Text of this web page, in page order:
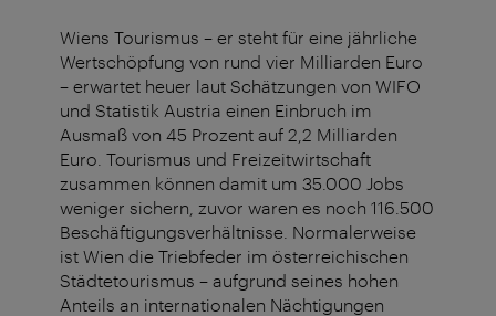
Wiens Tourismus – er steht für eine jährliche
Wertschöpfung von rund vier Milliarden Euro
– erwartet heuer laut Schätzungen von WIFO
und Statistik Austria einen Einbruch im
Ausmaß von 45 Prozent auf 2,2 Milliarden
Euro. Tourismus und Freizeitwirtschaft
zusammen können damit um 35.000 Jobs
weniger sichern, zuvor waren es noch 116.500
Beschäftigungsverhältnisse. Normalerweise
ist Wien die Triebfeder im österreichischen
Städtetourismus – aufgrund seines hohen
Anteils an internationalen Nächtigungen